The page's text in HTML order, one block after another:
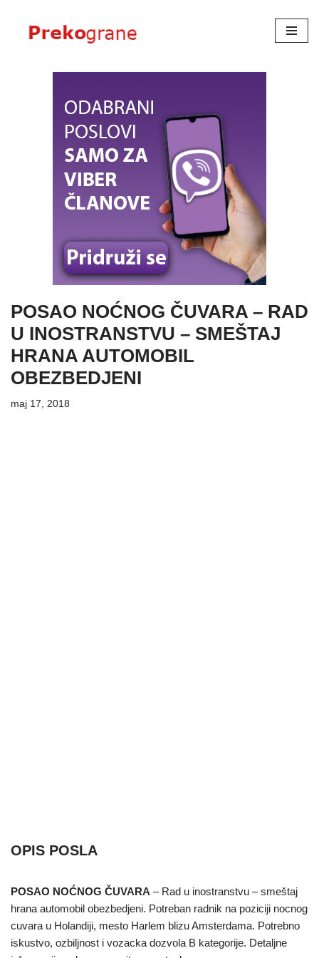
Skoči
POSAO NOĆNOG ČUVARA – RAD
U INOSTRANSTVU – SMEŠTAJ
HRANA AUTOMOBIL
OBEZBEDJENI
maj 17, 2018
OPIS POSLA
POSAO NOĆNOG ČUVARA – Rad u inostranstvu – smeštaj
hrana automobil obezbedjeni. Potreban radnik na poziciji nocnog
cuvara u Holandiji, mesto Harlem blizu Amsterdama. Potrebno
iskustvo, ozbiljnost i vozacka dozvola B kategorije. Detaljne